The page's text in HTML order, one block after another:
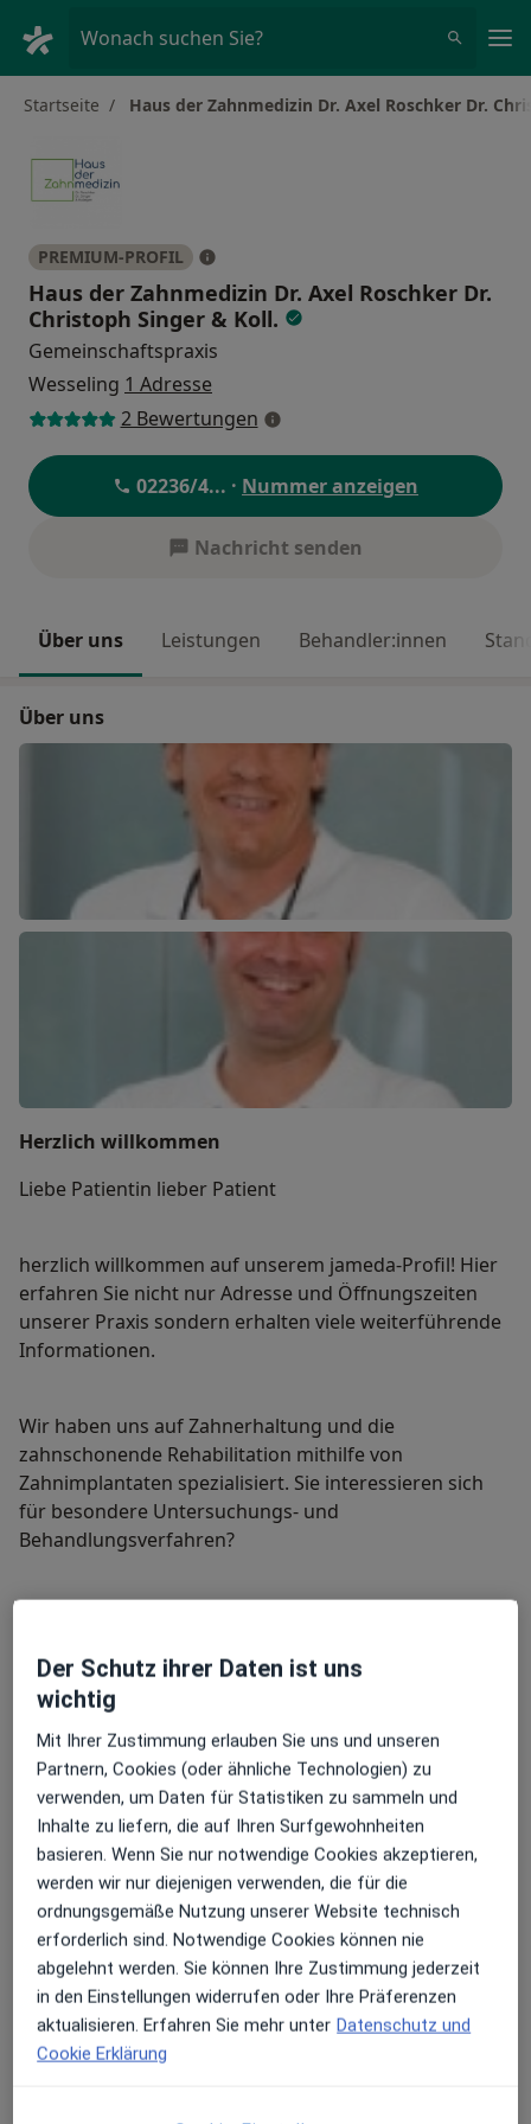
Wonach suchen Sie?
Startseite Haus der Zahnmedizin Dr. Axel Roschker Dr.
PREMIUM-PROFIL
Haus der Zahnmedizin Dr. Axel Roschker Dr.
Christoph Singer & Koll.
Gemeinschaftspraxis
Wesseling 1 Adresse
2 Bewertungen
02236/4... · Nummer anzeigen
Nachricht senden
Über uns Leistungen Behandler:innen
Über uns
Herzlich willkommen
Liebe Patientin lieber Patient
herzlich willkommen auf unserem jameda-Profil! Hier
erfahren Sie nicht nur Adresse und Öffnungszeiten
unserer Praxis sondern erhalten viele weiterführende
Informationen.
Wir haben uns auf Zahnerhaltung und die
zahnschonende Rehabilitation mithilfe von
Zahnimplantaten spezialisiert. Sie interessieren sich
für besondere Untersuchungs- und
Behandlungsverfahren?
uns auf Ihren Besuch in unserer Praxis!
Ihr Haus der Zahnmedizin Wesseling
Haus der Zahnmedizin Wesseling
Meine Behandlungs­schwerpunkte
Unsere Tätigkeitsschwerpunkte
Wir freuen uns Ihnen auf dieser Seite unsere
Schwerpunkte vorstellen zu dürfen. Neben allen
Bereichen der modernen Zahnmedizin legen wir
unsere Tätigkeitsschwerpunkte auf die Zahnerhaltung
und die zahnschonende Rehabilitation mithilfe von
Zahnimplantaten. Sie interessieren sich für diese
Zahnbehandlungen oder müssen einen Eingriff
Der Schutz ihrer Daten ist uns
wichtig
Mit Ihrer Zustimmung erlauben Sie uns und unseren
Partnern, Cookies (oder ähnliche Technologien) zu
verwenden, um Daten für Statistiken zu sammeln und
Inhalte zu liefern, die auf Ihren Surfgewohnheiten
basieren. Wenn Sie nur notwendige Cookies akzeptieren,
werden wir nur diejenigen verwenden, die für die
ordnungsgemäße Nutzung unserer Website technisch
erforderlich sind. Notwendige Cookies können nie
abgelehnt werden. Sie können Ihre Zustimmung jederzeit
in den Einstellungen widerrufen oder Ihre Präferenzen
aktualisieren. Erfahren Sie mehr unter Datenschutz und
Cookie Erklärung